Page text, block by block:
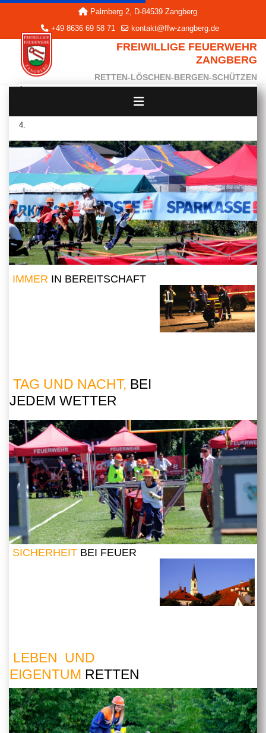
Palmberg 2, D-84539 Zangberg
+49 8636 69 58 71
kontakt@ffw-zangberg.de
FREIWILLIGE FEUERWEHR
ZANGBERG
RETTEN-LÖSCHEN-BERGEN-SCHÜTZEN
IMMER IN BEREITSCHAFT
TAG UND NACHT, BEI
JEDEM WETTER
SICHERHEIT BEI FEUER
LEBEN UND
EIGENTUM RETTEN